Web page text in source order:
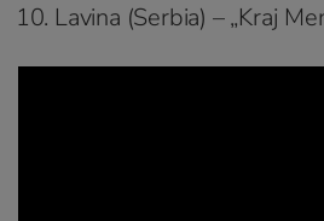
Lavina (Serbia) – „Kraj